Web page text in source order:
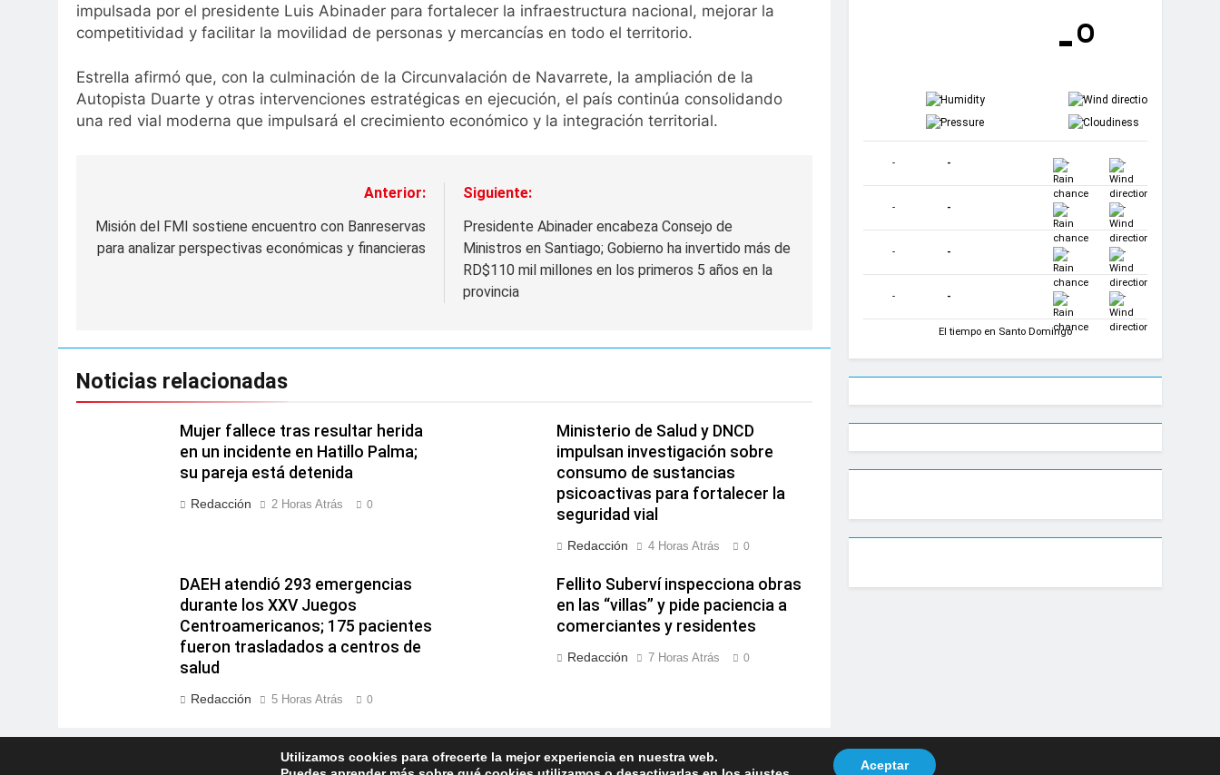
impulsada por el presidente Luis Abinader para fortalecer la infraestructura nacional, mejorar la
competitividad y facilitar la movilidad de personas y mercancías en todo el territorio.
Estrella afirmó que, con la culminación de la Circunvalación de Navarrete, la ampliación de la
Autopista Duarte y otras intervenciones estratégicas en ejecución, el país continúa consolidando
una red vial moderna que impulsará el crecimiento económico y la integración territorial.
de
entradas
Anterior:
Misión del FMI sostiene encuentro con Banreservas
para analizar perspectivas económicas y financieras
Siguiente:
Presidente Abinader encabeza Consejo de
Ministros en Santiago; Gobierno ha invertido más de
RD$110 mil millones en los primeros 5 años en la
provincia
Noticias relacionadas
Mujer fallece tras resultar herida
en un incidente en Hatillo Palma;
su pareja está detenida
Redacción 2 Horas Atrás 0
Ministerio de Salud y DNCD
impulsan investigación sobre
consumo de sustancias
psicoactivas para fortalecer la
seguridad vial
Redacción 4 Horas Atrás 0
DAEH atendió 293 emergencias
durante los XXV Juegos
Centroamericanos; 175 pacientes
fueron trasladados a centros de
salud
Redacción 5 Horas Atrás 0
Fellito Suberví inspecciona obras
en las “villas” y pide paciencia a
comerciantes y residentes
Redacción 7 Horas Atrás 0
-º
-
-
-
-
- - - -
- - - -
- - - -
- - - -
El tiempo en Santo Domingo
Siglo Informativo 2026. Funciona gracias aBlazeThemes
Utilizamos cookies para ofrecerte la mejor experiencia en nuestra web.
Aceptar